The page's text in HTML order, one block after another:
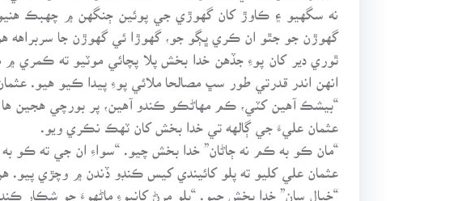
نه سگهيو ۽ ڪاوڙ کان گهوڙي جي پوئين ڄنگهن ۾ چهبڪ
گهوڙن جو جٿو ان ڪري ڀڳو جو، گهوڙا ئي گهوڙن جا سربراهه
ٿوري دير کان پوءِ جڏهن خدا بخش پلا پچائي موٽيو ته ڪمري
انهن اندر قدرتي طور سڀ مصالحا ملائي پوءِ پيدا ڪيو هيو.
“بيشڪ آهين کٽي، ڪم مهاڻڪو ڪندو آهين، پر بورچي هجين
عثمان عليءَ جي ڳالهه تي خدا بخش کان ٽهڪ نڪري ويو.
“مان ڪو به ڪم نه ڄاڻان” خدا بخش چيو. “سواءِ ان جي ته ڪو
عثمان علي کليو ته پلو کائيندي کيس ڪنڊو ڏندن ۾ وچڙي
“خيال سان” خدا بخش چيو. “پلو مرڻ کانپوءِ ماڻهوءَ جو شڪار